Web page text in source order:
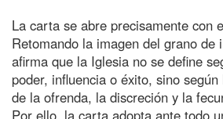
La carta se abre precisamente con
Retomando la imagen del grano de
afirma que la Iglesia no se define
poder, influencia o éxito, sino
de la ofrenda, la discreción y la
Por ello, la carta adopta ante todo